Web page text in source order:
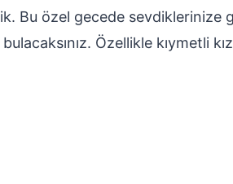
Bu özel gecede sevdiklerinize
Özellikle kıymetli